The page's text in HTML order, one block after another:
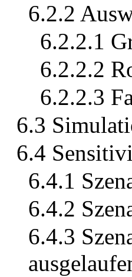
6.2.2
6.2.2.1
6.2.2.2
6.2.2.3
6.3
6.4
6.4.1
6.4.2
6.4.3